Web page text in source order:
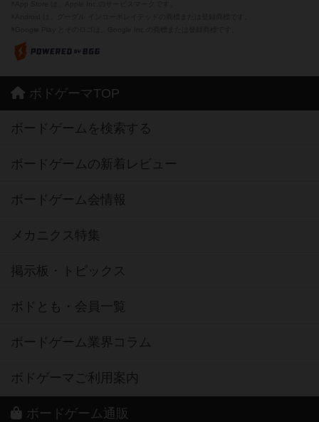
ボドゲーマTOP
ボードゲームを検索する
ボードゲームの新着レビュー
ボードゲーム会情報
メカニクス特集
掲示板・トピックス
ボドとも・会員一覧
ボードゲーム業界コラム
ボドゲーマご利用案内
ボードゲーム通販